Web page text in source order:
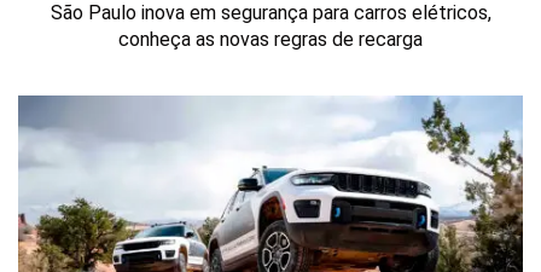
São Paulo inova em segurança para carros elétricos,
conheça as novas regras de recarga